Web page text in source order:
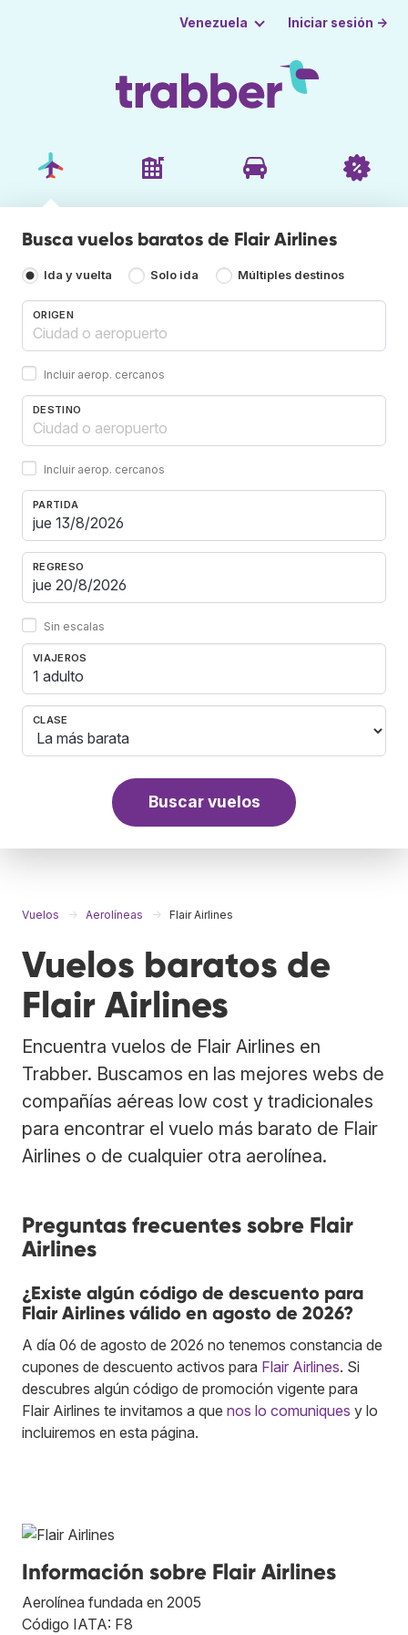
Venezuela Iniciar sesión →
Busca vuelos baratos de Flair Airlines
Ida y vuelta Solo ida Múltiples destinos
ORIGEN
Incluir aerop. cercanos
DESTINO
Incluir aerop. cercanos
PARTIDA
REGRESO
Sin escalas
VIAJEROS
1 adulto
CLASE
Buscar vuelos
Vuelos Aerolíneas Flair Airlines
Vuelos baratos de
Flair Airlines
Encuentra vuelos de Flair Airlines en
Trabber. Buscamos en las mejores webs de
compañías aéreas low cost y tradicionales
para encontrar el vuelo más barato de Flair
Airlines o de cualquier otra aerolínea.
Preguntas frecuentes sobre Flair
Airlines
¿Existe algún código de descuento para
Flair Airlines válido en agosto de 2026?
A día 06 de agosto de 2026 no tenemos constancia de
cupones de descuento activos para Flair Airlines. Si
descubres algún código de promoción vigente para
Flair Airlines te invitamos a que nos lo comuniques y lo
incluiremos en esta página.
Información sobre Flair Airlines
Aerolínea fundada en 2005
Código IATA: F8